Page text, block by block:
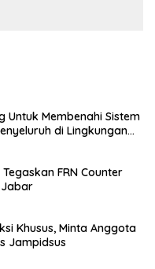
Untuk Membenahi Sistem
di Lingkungan
FRN Counter
Jabar
Khusus, Minta Anggota
Jampidsus